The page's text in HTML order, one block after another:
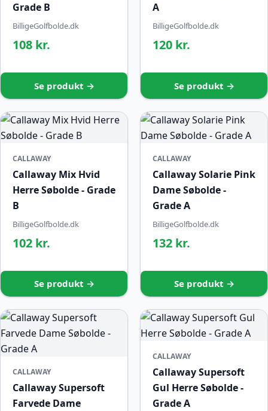
Grade B
BilligeGolfbolde.dk
108 kr.
Se produkt →
A
BilligeGolfbolde.dk
120 kr.
Se produkt →
CALLAWAY
Callaway Mix Hvid
Herre Søbolde - Grade
B
BilligeGolfbolde.dk
102 kr.
Se produkt →
CALLAWAY
Callaway Solarie Pink
Dame Søbolde -
Grade A
BilligeGolfbolde.dk
132 kr.
Se produkt →
CALLAWAY
Callaway Supersoft
Farvede Dame
CALLAWAY
Callaway Supersoft
Gul Herre Søbolde -
Grade A